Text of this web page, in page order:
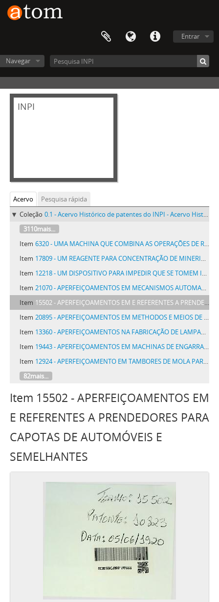
Entrar
Navegar
INPI
Acervo
Pesquisa rápida
Coleção 0.1 - Acervo Histórico de patentes do INPI - Acervo Histórico de patentes do INPI
3110mais...
Item 6320 - UMA MACHINA QUE COMBINA AS OPERAÇÕES DE REUNIR E AJUSTAR AS PARTES DO CALÇADO E DE MONTAR EM FÔRMA O ASSENTO DO SALTO
Item 17809 - UM REAGENTE PARA CONCENTRAÇÃO DE MINERIOS POR FLUCTUAÇÃO E METHODO E PROCESSO DE USAR O MESMO
Item 12218 - UM DISPOSITIVO PARA IMPEDIR QUE SE TOMEM INADVERTIDAMENTE PILLULAS OU PASTILHAS VENENOSAS
Item 21070 - APERFEIÇOAMENTOS EM MECANISMOS AUTOMATICOS, RENOVADORES DA TRAMA EM TEARES
Item 15502 - APERFEIÇOAMENTOS EM E REFERENTES A PRENDEDORES PARA CAPOTAS DE AUTOMÓVEIS E SEMELHANTES
Item 20895 - APERFEIÇOAMENTOS EM METHODOS E MEIOS DE SUPPRIR ENERGIA
Item 13360 - APERFEIÇOAMENTOS NA FABRICAÇÃO DE LAMPADAS INCANDESCENTES
Item 19443 - APERFEIÇOAMENTOS EM MACHINAS DE ENGARRAFAR
Item 12924 - APERFEIÇOAMENTO EM TAMBORES DE MOLA PARA MOTORES DE MACHINAS FALANTES OU SEMELHANTES
82mais...
Item 15502 - APERFEIÇOAMENTOS EM
E REFERENTES A PRENDEDORES PARA
CAPOTAS DE AUTOMÓVEIS E
SEMELHANTES